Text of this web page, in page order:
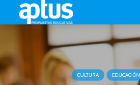
CULTURA EDUCACIÓN